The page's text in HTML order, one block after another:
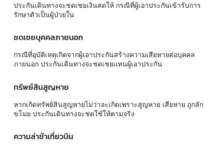
ประกันเดินทางจะชดเชยเงินสดให้ กรณีที่ผู้เอาประกันเข้ารับการ
รักษาตัวเป็นผู้ป่วยใน
ชดเชยบุคคลภายนอก
กรณีที่อุบัติเหตุเกิดจากผู้เอาประกันสร้างความเสียหายต่อบุคคล
ภายนอก ประกันเดินทางจะชดเชยแทนผู้เอาประกัน
ทรัพย์สินสูญหาย
หากเกิดทรัพย์สินสูญหายไม่ว่าจะเกิดเพราะสูญหาย เสียหาย ถูกลัก
ขโมย ประกันเดินทางจะชดใช้ให้ตามจริง
ความล่าช้าเที่ยวบิน